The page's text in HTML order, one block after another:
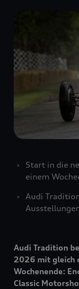
Start in die
einem
Audi
Audi Tradition
2026 mit gleich
Wochenende:
Classic